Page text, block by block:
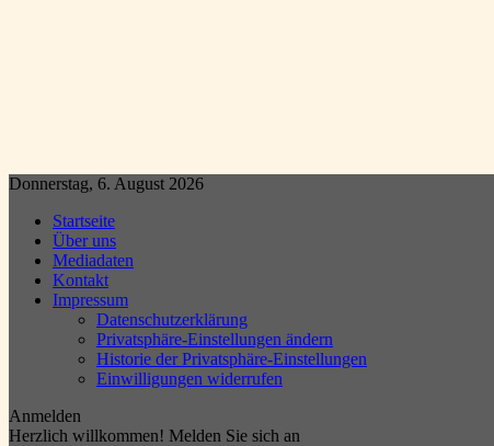
Donnerstag, 6. August 2026
Startseite
Über uns
Mediadaten
Kontakt
Impressum
Datenschutzerklärung
Privatsphäre-Einstellungen ändern
Historie der Privatsphäre-Einstellungen
Einwilligungen widerrufen
Anmelden
Herzlich willkommen! Melden Sie sich an